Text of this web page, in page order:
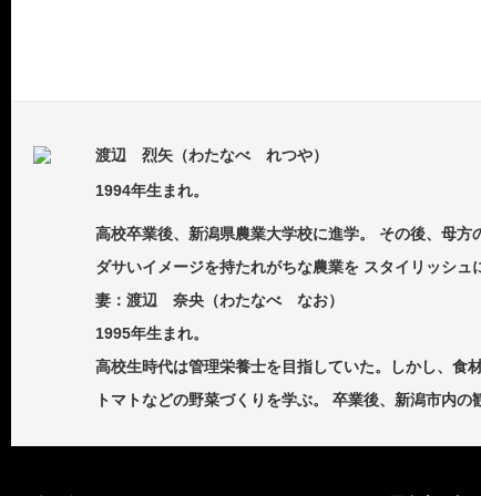
渡辺 烈矢（わたなべ れつや）
1994年生まれ。
高校卒業後、新潟県農業大学校に進学。 その後、母方
ダサいイメージを持たれがちな農業を スタイリッシュ
妻：渡辺 奈央（わたなべ なお）
1995年生まれ。
高校生時代は管理栄養士を目指していた。しかし、食
トマトなどの野菜づくりを学ぶ。 卒業後、新潟市内